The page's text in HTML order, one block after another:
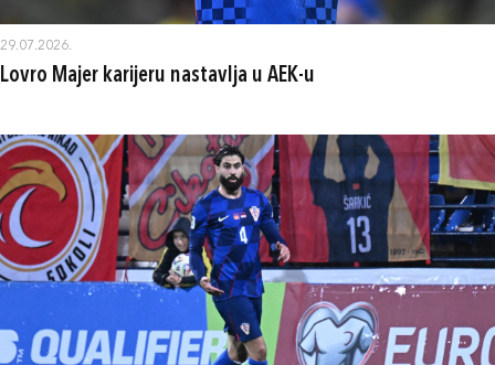
29.07.2026.
Lovro Majer karijeru nastavlja u AEK-u